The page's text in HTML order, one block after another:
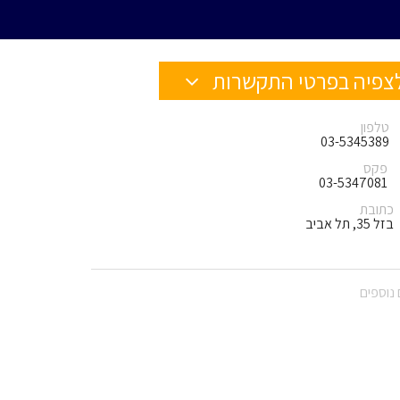
בפרטי התקשרות
טלפון
03-5345389
פקס
03-5347081
כתובת
בזל 35, תל אביב